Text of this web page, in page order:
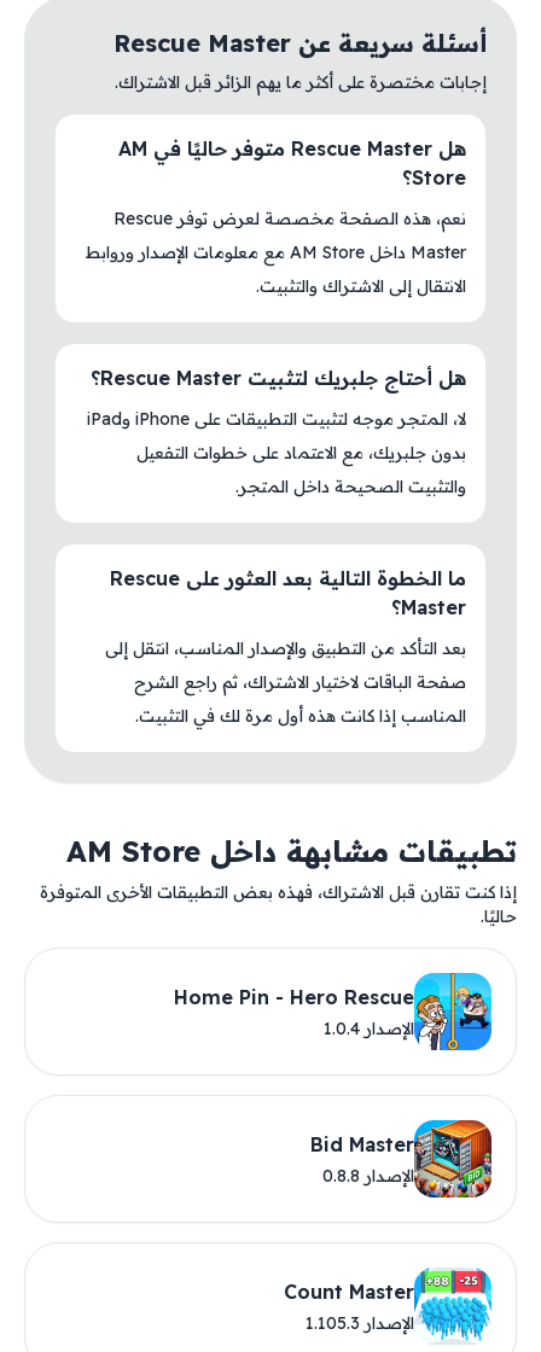
أسئلة سريعة عن Rescue Master
إجابات مختصرة على أكثر ما يهم الزائر قبل الاشتراك.
هل Rescue Master متوفر حاليًا في AM
Store؟
نعم، هذه الصفحة مخصصة لعرض توفر Rescue
Master داخل AM Store مع معلومات الإصدار وروابط
الانتقال إلى الاشتراك والتثبيت.
هل أحتاج جلبريك لتثبيت Rescue Master؟
لا، المتجر موجه لتثبيت التطبيقات على iPhone وiPad
بدون جلبريك، مع الاعتماد على خطوات التفعيل
والتثبيت الصحيحة داخل المتجر.
ما الخطوة التالية بعد العثور على Rescue
Master؟
بعد التأكد من التطبيق والإصدار المناسب، انتقل إلى
صفحة الباقات لاختيار الاشتراك، ثم راجع الشرح
المناسب إذا كانت هذه أول مرة لك في التثبيت.
تطبيقات مشابهة داخل AM Store
إذا كنت تقارن قبل الاشتراك، فهذه بعض التطبيقات الأخرى المتوفرة
حاليًا.
Home Pin - Hero Rescue
الإصدار 1.0.4
Bid Master
الإصدار 0.8.8
Count Master
الإصدار 1.105.3